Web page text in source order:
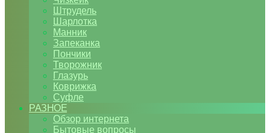
Штрудель
Шарлотка
Манник
Запеканка
Пончики
Творожник
Глазурь
Коврижка
Суфле
РАЗНОЕ
Обзор интернета
Бытовые вопросы